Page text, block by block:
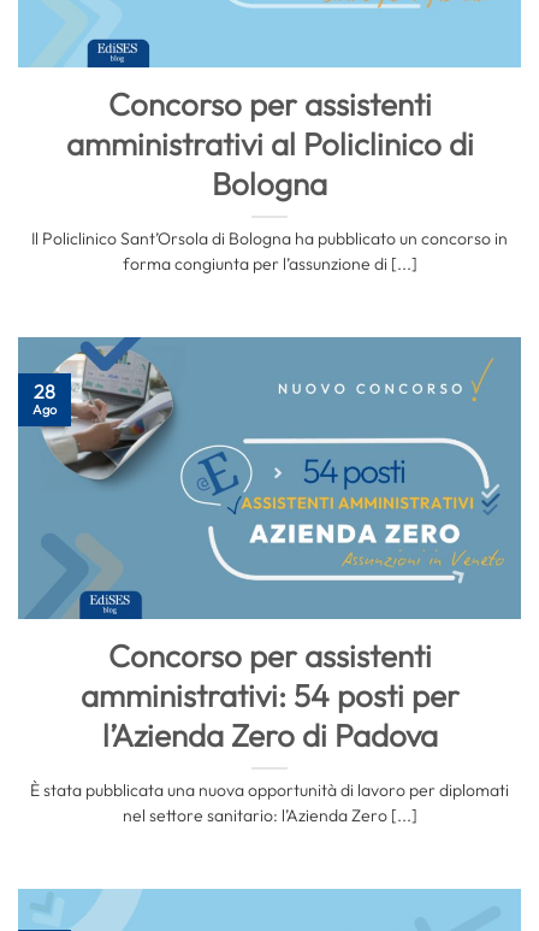
Concorso per assistenti
amministrativi al Policlinico di
Bologna
Il Policlinico Sant’Orsola di Bologna ha pubblicato un concorso in
forma congiunta per l’assunzione di [...]
Concorso per assistenti
amministrativi: 54 posti per
l’Azienda Zero di Padova
È stata pubblicata una nuova opportunità di lavoro per diplomati
nel settore sanitario: l’Azienda Zero [...]
28
Ago